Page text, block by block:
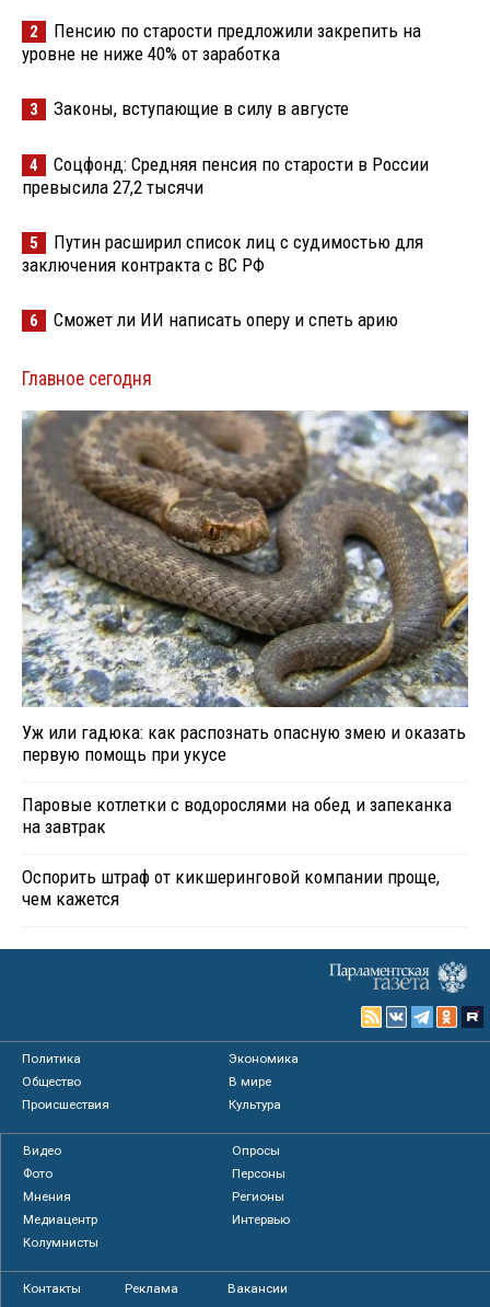
2
Пенсию по старости предложили закрепить на
уровне не ниже 40% от заработка
3 Законы, вступающие в силу в августе
4
Соцфонд: Средняя пенсия по старости в России
превысила 27,2 тысячи
5
Путин расширил список лиц с судимостью для
заключения контракта с ВС РФ
6 Сможет ли ИИ написать оперу и спеть арию
Главное сегодня
Уж или гадюка: как распознать опасную змею и оказать
первую помощь при укусе
Паровые котлетки с водорослями на обед и запеканка
на завтрак
Оспорить штраф от кикшеринговой компании проще,
чем кажется
Политика
Экономика
Общество
В мире
Происшествия
Культура
Видео
Опросы
Фото
Персоны
Мнения
Регионы
Медиацентр
Интервью
Колумнисты
Контакты Реклама Вакансии